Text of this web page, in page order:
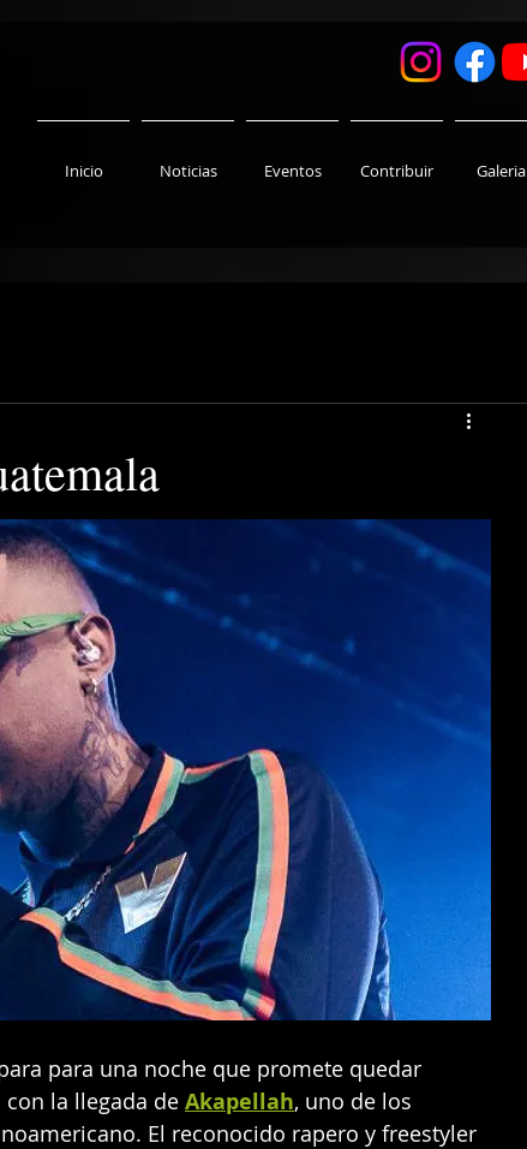
Inicio Noticias Eventos Contribuir Galeria
para una noche que promete quedar
la llegada de Akapellah, uno de los
El reconocido rapero y freestyler